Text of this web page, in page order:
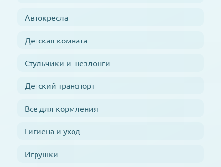
Автокресла
Детская комната
Стульчики и шезлонги
Детский транспорт
Все для кормления
Гигиена и уход
Игрушки